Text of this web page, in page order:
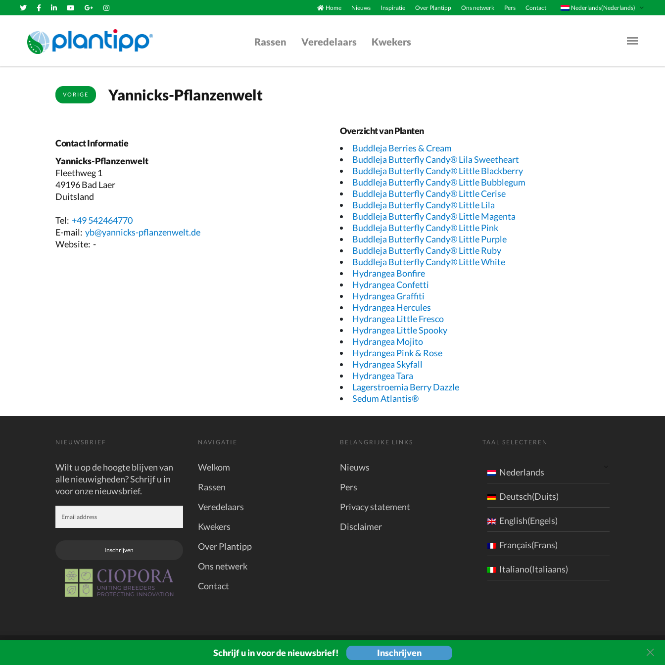
Home Nieuws Inspiratie Over Plantipp Ons netwerk Pers Contact Nederlands(Nederlands)
Rassen Veredelaars Kwekers Menu
VORIGE Yannicks-Pflanzenwelt
Contact Informatie
Yannicks-Pflanzenwelt
Fleethweg 1
49196 Bad Laer
Duitsland
Tel: +49 542464770
E-mail: yb@yannicks-pflanzenwelt.de
Website: -
Overzicht van Planten
Buddleja Berries & Cream
Buddleja Butterfly Candy® Lila Sweetheart
Buddleja Butterfly Candy® Little Blackberry
Buddleja Butterfly Candy® Little Bubblegum
Buddleja Butterfly Candy® Little Cerise
Buddleja Butterfly Candy® Little Lila
Buddleja Butterfly Candy® Little Magenta
Buddleja Butterfly Candy® Little Pink
Buddleja Butterfly Candy® Little Purple
Buddleja Butterfly Candy® Little Ruby
Buddleja Butterfly Candy® Little White
Hydrangea Bonfire
Hydrangea Confetti
Hydrangea Graffiti
Hydrangea Hercules
Hydrangea Little Fresco
Hydrangea Little Spooky
Hydrangea Mojito
Hydrangea Pink & Rose
Hydrangea Skyfall
Hydrangea Tara
Lagerstroemia Berry Dazzle
Sedum Atlantis®
Schrijf u in voor de nieuwsbrief! Inschrijven
NIEUWSBRIEF
Wilt u op de hoogte blijven van
alle nieuwigheden? Schrijf u in
voor onze nieuwsbrief.
Inschrijven
NAVIGATIE
Welkom
Rassen
Veredelaars
Kwekers
Over Plantipp
Ons netwerk
Contact
BELANGRIJKE LINKS
Nieuws
Pers
Privacy statement
Disclaimer
TAAL SELECTEREN
Nederlands
Deutsch(Duits)
English(Engels)
Français(Frans)
Italiano(Italiaans)